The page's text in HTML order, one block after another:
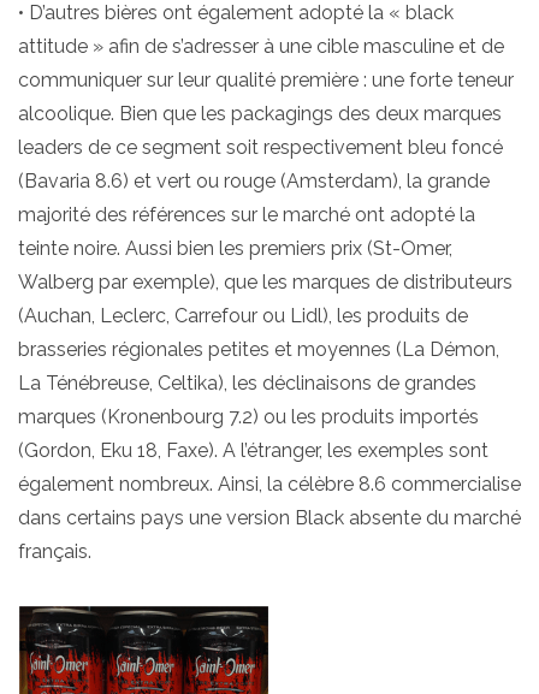
• D’autres bières ont également adopté la « black
attitude » afin de s’adresser à une cible masculine et de
communiquer sur leur qualité première : une forte teneur
alcoolique. Bien que les packagings des deux marques
leaders de ce segment soit respectivement bleu foncé
(Bavaria 8.6) et vert ou rouge (Amsterdam), la grande
majorité des références sur le marché ont adopté la
teinte noire. Aussi bien les premiers prix (St-Omer,
Walberg par exemple), que les marques de distributeurs
(Auchan, Leclerc, Carrefour ou Lidl), les produits de
brasseries régionales petites et moyennes (La Démon,
La Ténébreuse, Celtika), les déclinaisons de grandes
marques (Kronenbourg 7.2) ou les produits importés
(Gordon, Eku 18, Faxe). A l’étranger, les exemples sont
également nombreux. Ainsi, la célèbre 8.6 commercialise
dans certains pays une version Black absente du marché
français.